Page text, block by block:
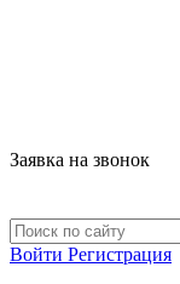
Заявка на звонок
Войти Регистрация